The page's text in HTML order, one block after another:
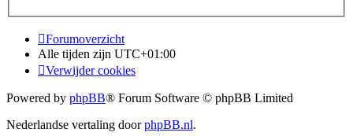
Forumoverzicht
Alle tijden zijn UTC+01:00
Verwijder cookies
Powered by phpBB® Forum Software © phpBB Limited
Nederlandse vertaling doorphpBB.nl.